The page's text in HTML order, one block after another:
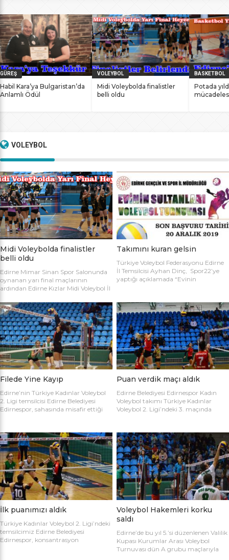
başarılarına yenilerini ekledi. İstanbul Ataköy’de 11-12 Mart
2017 tarihlerinde düzenlenen Masterlar […]
GÜREŞ
Habil Kara’ya Bulgaristan’da
Anlamlı Ödül
VOLEYBOL
Midi Voleybolda finalistler
belli oldu
BASKETBOL
Potada
VOLEYBOL
Midi Voleybolda finalistler
belli oldu
Edirne Mimar Sinan Spor Salonunda
oynanan yarı final maçlarının
ardından Edirne Kızlar Midi Voleybol İl
oynamaya hak kazanan takımlar
belirlendi. İlk oynanan yarı final
maçında Atletik Trakya takımını 25-
17, 25-7 ve 25-20’lik setlerle 3-0
mağlup eden Keşan Yıldızı takımı
finale adını ilk yazdıran takım oldu.
Oynanan ikinci maçta Avrupa
Yıldızları ile Kırcasalih […]
Takımını kuran gelsin
Türkiye Voleybol Federasyonu Edirne
İl Temsilcisi Ayhan Dinç, Spor22’ye
yaptığı açıklamada “Evinin
Temsilciliği olarak “Evinin Sultanları”
ismiyle Kadın Voleybol Turnuvası
organize ediliyor. 18 yaşını doldurmuş
tüm kadınların katılımına açık olan
turnuvaya katılım için takım
kaptanlarının sporcu listesini sağlık
raporlarıyla(sağlık ocağından
alınması yeterli) birlikte Gençlik Spor
İl […]
Filede Yine Kayıp
Edirne’nin Türkiye Kadınlar Voleybol
2. Ligi temsilcisi Edirne Belediyesi
Edirnespor, sahasında misafir ettiği
temsilcimiz Edirne Belediyesi
Edirnespor, Mimar Sinan Spor
Salonu’nda Manisa Salihli
Belediyespor’la karşılaştı. Takımlar
sahaya şu kadrolarla çıktılar: Edirne
Belediyesi Edirnespor: Simge, Edanur,
Sibel, Cere, Simge, Yaren, Halime,
Selay, Kübra, Deniz Salihli Belediye
Spor: […]
Puan verdik maçı aldık
Edirne Belediyesi Edirnespor Kadın
Voleybol takımı Türkiye Kadınlar
Voleybol 2. Ligi’ndeki 3. maçında
Salonu’nda Metin Demirbağ ve
Emrah Baran’ın yönettiği
karşılaşmaya takımlar şu kadrolarla
çıktılar: EDİRNESPOR: Simge
Gülağız, Edanur Bayraklı, Sibel Mert,
Ceren Atica, Simge Erden, S. Yaren
Tank, Halime Akay, Selay Çalışkan,
Büşra […]
İlk puanımızı aldık
Türkiye Kadınlar Voleybol 2. Ligi’ndeki
temsilcimiz Edirne Belediyesi
Edirnespor, konsantrasyon
Voleybol Hakemleri korku
saldı
Edirne’de bu yıl 5.’si düzenlenen Valilik
Kupası Kurumlar Arası Voleybol
Turnuvası dün A grubu maçlarıyla